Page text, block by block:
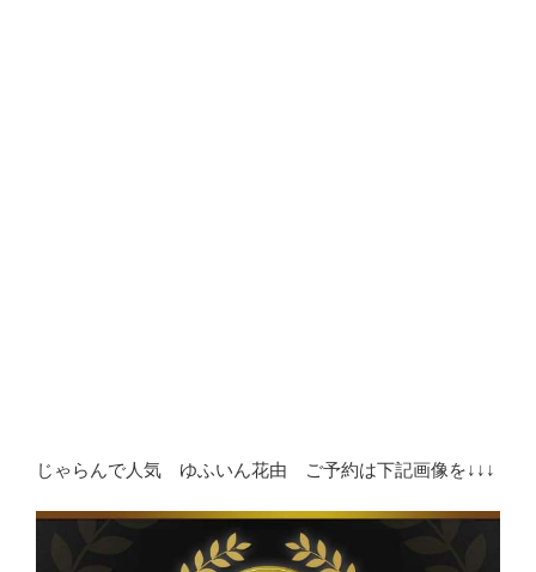
じゃらんで人気 ゆふいん花由 ご予約は下記画像を↓↓↓